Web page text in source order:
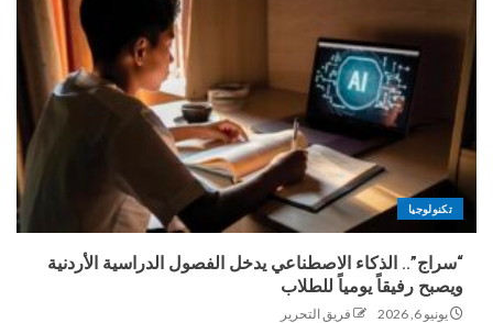
تكنولوجيا
“سراج”.. الذكاء الاصطناعي يدخل الفصول الدراسية الأردنية
ويصبح رفيقاً يومياً للطلاب
يونيو 6, 2026 فريق التحرير